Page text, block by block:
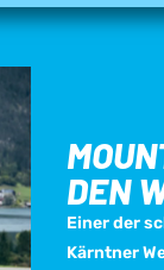
DEN
Einer der
Kärntner